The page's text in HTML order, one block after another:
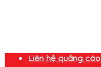
Liên hệ quảng cáo